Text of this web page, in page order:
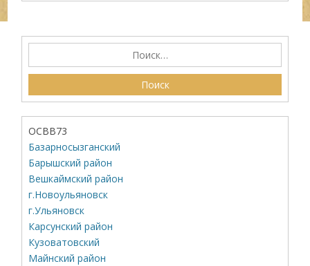
ОСВВ73
Базарносызганский
Барышский район
Вешкаймский район
г.Новоульяновск
г.Ульяновск
Карсунский район
Кузоватовский
Майнский район